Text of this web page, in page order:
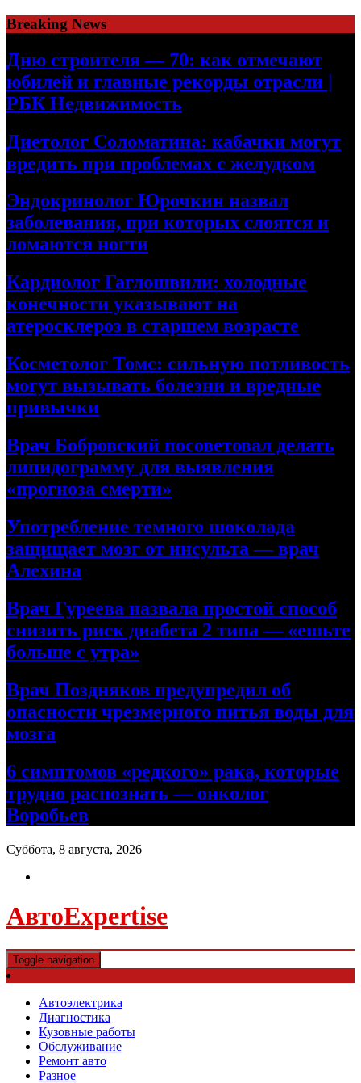
Skip
to
content
Breaking News
Дню строителя — 70: как отмечают
юбилей и главные рекорды отрасли |
РБК Недвижимость
Диетолог Соломатина: кабачки могут
вредить при проблемах с желудком
Эндокринолог Юрочкин назвал
заболевания, при которых слоятся и
ломаются ногти
Кардиолог Гаглошвили: холодные
конечности указывают на
атеросклероз в старшем возрасте
Косметолог Томс: сильную потливость
могут вызывать болезни и вредные
привычки
Врач Бобровский посоветовал делать
липидограмму для выявления
«прогноза смерти»
Употребление темного шоколада
защищает мозг от инсульта — врач
Алехина
Врач Гуреева назвала простой способ
снизить риск диабета 2 типа — «ешьте
больше с утра»
Врач Поздняков предупредил об
опасности чрезмерного питья воды для
мозга
6 симптомов «редкого» рака, которые
трудно распознать — онколог
Воробьев
Суббота, 8 августа, 2026
АвтоExpertise
Toggle navigation
Автоэлектрика
Диагностика
Кузовные работы
Обслуживание
Ремонт авто
Разное